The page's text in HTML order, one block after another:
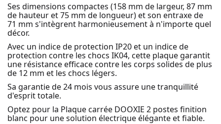
Ses dimensions compactes (158 mm de largeur, 87 mm
de hauteur et 75 mm de longueur) et son entraxe de
71 mm s'intègrent harmonieusement à n'importe quel
décor.
Avec un indice de protection IP20 et un indice de
protection contre les chocs IK04, cette plaque garantit
une résistance efficace contre les corps solides de plus
de 12 mm et les chocs légers.
Sa garantie de 24 mois vous assure une tranquillité
d'esprit totale.
Optez pour la Plaque carrée DOOXIE 2 postes finition
blanc pour une solution électrique élégante et fiable.